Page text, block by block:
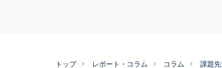
トップ レポート・コラム コラム 課題